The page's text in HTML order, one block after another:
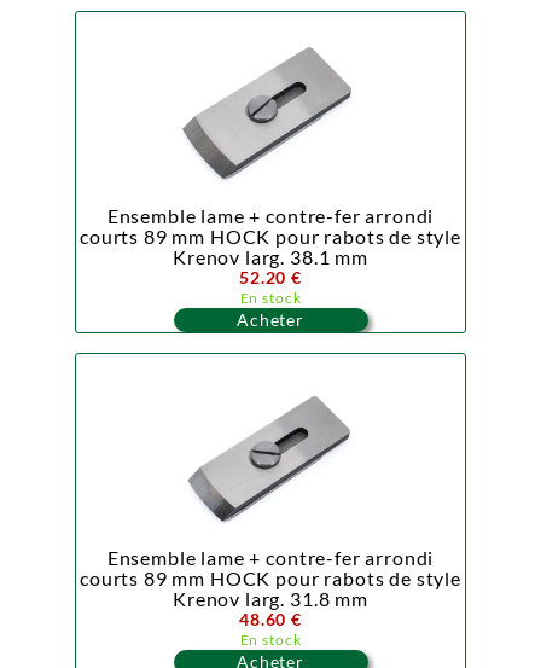
Ensemble lame + contre-fer arrondi
courts 89 mm HOCK pour rabots de style
Krenov larg. 38.1 mm
52.20 €
En stock
Acheter
Ensemble lame + contre-fer arrondi
courts 89 mm HOCK pour rabots de style
Krenov larg. 31.8 mm
48.60 €
En stock
Acheter